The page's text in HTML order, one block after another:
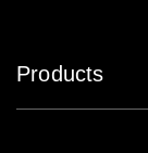
Products